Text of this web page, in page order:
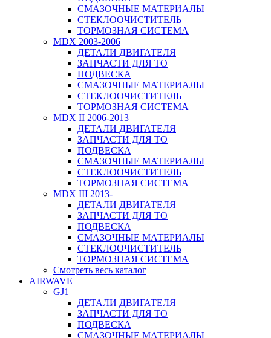
СМАЗОЧНЫЕ МАТЕРИАЛЫ
СТЕКЛООЧИСТИТЕЛЬ
ТОРМОЗНАЯ СИСТЕМА
MDX 2003-2006
ДЕТАЛИ ДВИГАТЕЛЯ
ЗАПЧАСТИ ДЛЯ ТО
ПОДВЕСКА
СМАЗОЧНЫЕ МАТЕРИАЛЫ
СТЕКЛООЧИСТИТЕЛЬ
ТОРМОЗНАЯ СИСТЕМА
MDX II 2006-2013
ДЕТАЛИ ДВИГАТЕЛЯ
ЗАПЧАСТИ ДЛЯ ТО
ПОДВЕСКА
СМАЗОЧНЫЕ МАТЕРИАЛЫ
СТЕКЛООЧИСТИТЕЛЬ
ТОРМОЗНАЯ СИСТЕМА
MDX III 2013-
ДЕТАЛИ ДВИГАТЕЛЯ
ЗАПЧАСТИ ДЛЯ ТО
ПОДВЕСКА
СМАЗОЧНЫЕ МАТЕРИАЛЫ
СТЕКЛООЧИСТИТЕЛЬ
ТОРМОЗНАЯ СИСТЕМА
Смотреть весь каталог
AIRWAVE
GJ1
ДЕТАЛИ ДВИГАТЕЛЯ
ЗАПЧАСТИ ДЛЯ ТО
ПОДВЕСКА
СМАЗОЧНЫЕ МАТЕРИАЛЫ